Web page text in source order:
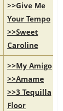
>>Give Me
Your Tempo
>>Sweet
Caroline
>>My Amigo
>>Amame
>>3 Tequilla
Floor